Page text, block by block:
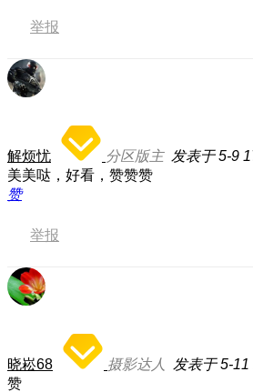
举报
解烦忧 分区版主 发表于 5-9
美美哒，好看，赞赞赞
赞
举报
晓崧68 摄影达人 发表于 5-
赞